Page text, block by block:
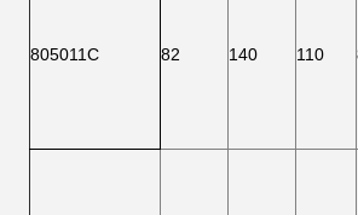
805011C 82 140 110